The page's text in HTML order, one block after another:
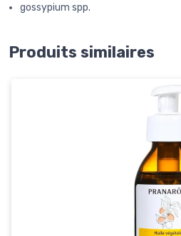
gossypium spp.
Produits similaires